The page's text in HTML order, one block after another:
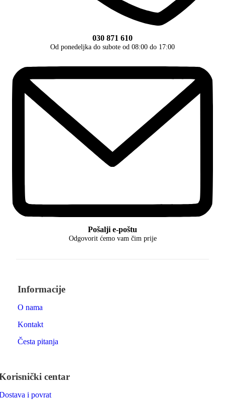
030 871 610
Od ponedeljka do subote od 08:00 do 17:00
Pošalji e-poštu
Odgovorit ćemo vam čim prije
Informacije
O nama
Kontakt
Česta pitanja
centar
i povrat